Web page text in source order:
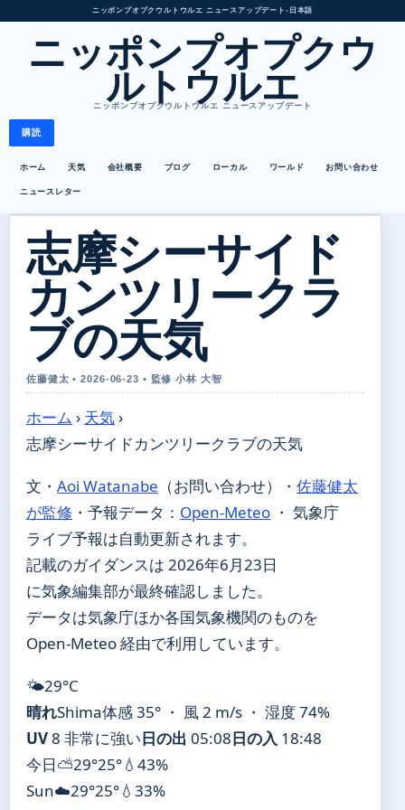
ニッポンプオプクウルトウルエ ニュースアップデート • 日本語
ニッポンプオプクウ
ルトウルエ
ニッポンプオプクウルトウルエ ニュースアップデート
購読
ホーム 天気 会社概要 ブログ ローカル ワールド お問い合わせ
ニュースレター
志摩シーサイド
カンツリークラ
ブの天気
佐藤健太 • 2026-06-23 • 監修 小林 大智
ホーム › 天気›
志摩シーサイドカンツリークラブの天気
文・ Aoi Watanabe （お問い合わせ） ・ 佐藤健太
が監修 ・ 予報データ： Open-Meteo ・ 気象庁
ライブ予報は自動更新されます。
記載のガイダンスは 2026年6月23日
に気象編集部が最終確認しました。
データは気象庁ほか各国気象機関のものを
Open-Meteo 経由で利用しています。
🌤️29°C
晴れShima体感 35° ・ 風 2 m/s ・ 湿度 74%
UV8 非常に強い日の出 05:08日の入 18:48
今日⛅29°25°💧43%
Sun☁️29°25°💧33%